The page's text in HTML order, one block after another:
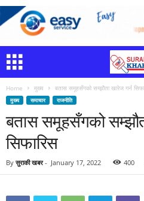
Home मुख्य बतास समूहसँगको सम्झौता खारेज गर्न
मुख्य समाचार राजनीति
बतास समूहसँगको
सिफारिस
By सुराकी खबर- January 17, 2022 400